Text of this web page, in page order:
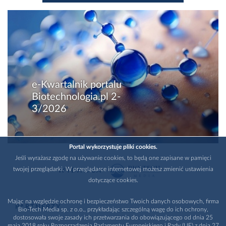
e-Kwartalnik portalu
Biotechnologia.pl 2-
3/2026
WYDAWCA
PARTNERZY
Portal wykorzystuje pliki cookies.
Jeśli wyrażasz zgodę na używanie cookies, to będą one zapisane w pamięci
twojej przeglądarki. W przeglądarce internetowej możesz zmienić ustawienia
dotyczące cookies.
Mając na względzie ochronę i bezpieczeństwo Twoich danych osobowych, firma
Bio-Tech Media sp. z o.o., przykładając szczególną wagę do ich ochrony,
dostosowała swoje zasady ich przetwarzania do obowiązującego od dnia 25